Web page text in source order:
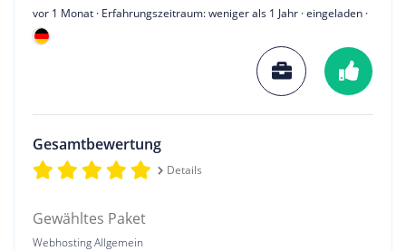
vor 1 Monat · Erfahrungszeitraum: weniger als 1 Jahr · eingeladen ·
Gesamtbewertung
Details
Gewähltes Paket
Webhosting Allgemein